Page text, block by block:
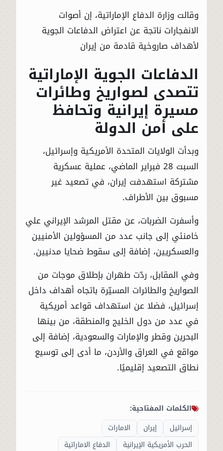
وقالت وزارة الدفاع الإماراتية، إن أصوات
الانفجارات ناتجة عن اعتراض الدفاعات الجوية
لأهداف صاروخية قادمة من إيران
الدفاعات الجوية الإماراتية
تتصدى لصواريخ وطائرات
مسيرة إيرانية وتحافظ
على أمن الدولة
وبدأت الولايات المتحدة الأمريكية وإسرائيل،
السبت 28 فبراير الماضي، عملية عسكرية
مشتركة استهدفت إيران، في تصعيد غير
مسبوق بين الأطراف.
وأسفرت الضربات، عن مقتل المرشد الإيراني علي
خامنئي إلى جانب عدد من المسؤولين الأمنيين
والعسكريين، إضافة إلى سقوط ضحايا مدنيين.
وفي المقابل، ردّت طهران بإطلاق موجات من
الصواريخ والطائرات المسيّرة باتجاه أهداف داخل
إسرائيل، فضلا عن استهداف قواعد أمريكية
في عدد من دول الخليج والمنطقة، من بينها
البحرين وقطر والإمارات والسعودية، إضافة إلى
مواقع في العراق والأردن، ما أدى إلى توسيع
نطاق التصعيد إقليميًا.
الكلمات المفتاحية:
إسرائيل
إيران
الامارات
الحرب الأمريكية الإيرانية
الدفاع الاماراتية